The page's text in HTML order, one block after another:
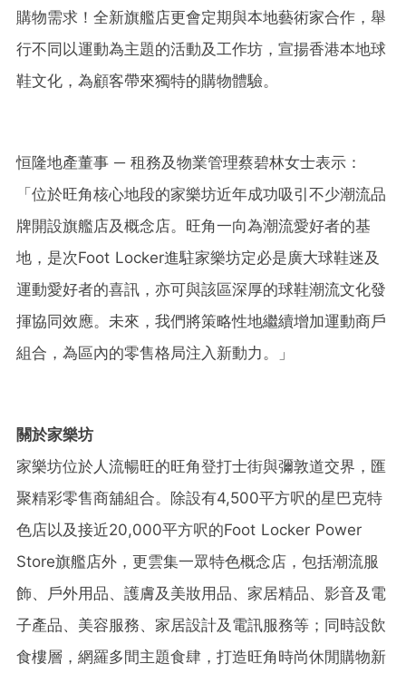
購物需求！全新旗艦店更會定期與本地藝術家合作，舉
行不同以運動為主題的活動及工作坊，宣揚香港本地球
鞋文化，為顧客帶來獨特的購物體驗。
恒隆地產董事 ─ 租務及物業管理蔡碧林女士表示：
「位於旺角核心地段的家樂坊近年成功吸引不少潮流品
牌開設旗艦店及概念店。旺角一向為潮流愛好者的基
地，是次Foot Locker進駐家樂坊定必是廣大球鞋迷及
運動愛好者的喜訊，亦可與該區深厚的球鞋潮流文化發
揮協同效應。未來，我們將策略性地繼續增加運動商戶
組合，為區內的零售格局注入新動力。」
關於家樂坊
家樂坊位於人流暢旺的旺角登打士街與彌敦道交界，匯
聚精彩零售商舖組合。除設有4,500平方呎的星巴克特
色店以及接近20,000平方呎的Foot Locker Power
Store旗艦店外，更雲集一眾特色概念店，包括潮流服
飾、戶外用品、護膚及美妝用品、家居精品、影音及電
子產品、美容服務、家居設計及電訊服務等；同時設飲
食樓層，網羅多間主題食肆，打造旺角時尚休閒購物新